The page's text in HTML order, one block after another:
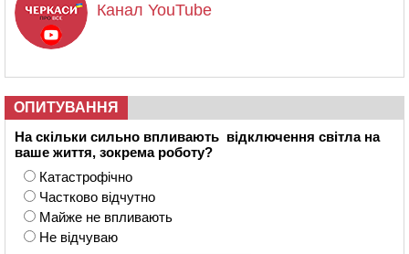
Канал YouTube
ОПИТУВАННЯ
На скільки сильно впливають відключення світла на
ваше життя, зокрема роботу?
Катастрофічно
Частково відчутно
Майже не впливають
Не відчуваю